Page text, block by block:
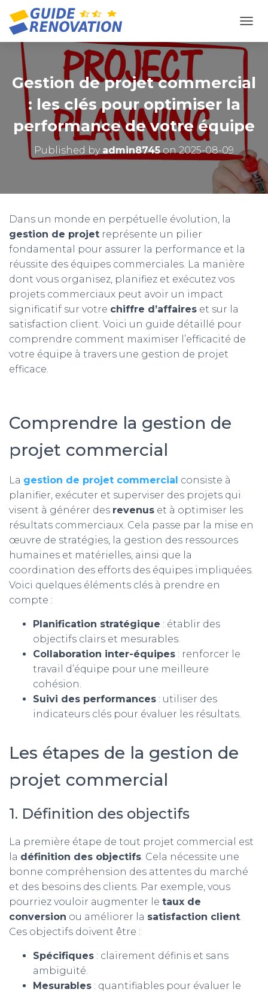
Gestion de projet commercial
: les clés pour optimiser la
performance de votre équipe
Published by admin8745on2025-08-09
Dans un monde en perpétuelle évolution, la
gestion de projet représente un pilier
fondamental pour assurer la performance et la
réussite des équipes commerciales. La manière
dont vous organisez, planifiez et exécutez vos
projets commerciaux peut avoir un impact
significatif sur votre chiffre d’affaires et sur la
satisfaction client. Voici un guide détaillé pour
comprendre comment maximiser l’efficacité de
votre équipe à travers une gestion de projet
efficace.
Comprendre la gestion de
projet commercial
La gestion de projet commercial consiste à
planifier, exécuter et superviser des projets qui
visent à générer des revenus et à optimiser les
résultats commerciaux. Cela passe par la mise en
œuvre de stratégies, la gestion des ressources
humaines et matérielles, ainsi que la
coordination des efforts des équipes impliquées.
Voici quelques éléments clés à prendre en
compte :
Planification stratégique : établir des
objectifs clairs et mesurables.
Collaboration inter-équipes : renforcer le
travail d’équipe pour une meilleure
cohésion.
Suivi des performances : utiliser des
indicateurs clés pour évaluer les résultats.
Les étapes de la gestion de
projet commercial
1. Définition des objectifs
La première étape de tout projet commercial est
la définition des objectifs. Cela nécessite une
bonne compréhension des attentes du marché
et des besoins des clients. Par exemple, vous
pourriez vouloir augmenter le taux de
conversion ou améliorer la satisfaction client.
Ces objectifs doivent être :
Spécifiques : clairement définis et sans
ambiguïté.
Mesurables : quantifiables pour évaluer le